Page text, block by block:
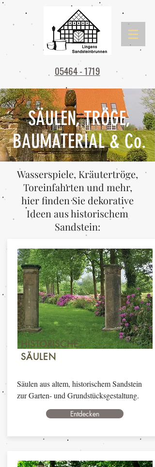
05464 - 1719
SÄULEN, TRÖGE,
BAUMATERIAL & Co.
Wasserspiele, Kräutertröge,
Toreinfahrten und mehr,
hier finden Sie dekorative
Ideen aus historischem
Sandstein:
Säulen aus altem, historischem Sandstein
zur Garten- und Grundstücksgestaltung.
HISTORISCHE
SÄULEN
Entdecken